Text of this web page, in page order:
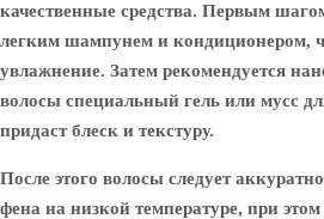
качественные средства. Первым
легким шампунем и кондиционером,
увлажнение. Затем рекомендуется
волосы специальный гель или мусс
придаст блеск и текстуру.
После этого волосы следует
фена на низкой температуре, при